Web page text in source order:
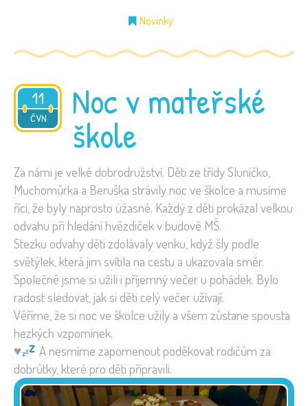
Novinky
11
ČVN
2026 Noc v mateřské
škole
Za námi je velké dobrodružství. Děti ze třídy Sluníčko,
Muchomůrka a Beruška strávily noc ve školce a musíme
říci, že byly naprosto úžasné. Každý z děti prokázal velkou
odvahu při hledání hvězdiček v budově MŠ.
Stezku odvahy děti zdolávaly venku, když šly podle
světýlek, která jim svítila na cestu a ukazovala směr.
Společně jsme si užili i příjemný večer u pohádek. Bylo
radost sledovat, jak si děti celý večer užívají.
Věříme, že si noc ve školce užily a všem zůstane spousta
hezkých vzpomínek.
♥️
A nesmíme zapomenout poděkovat rodičům za
dobrůtky, které pro děti připravili.